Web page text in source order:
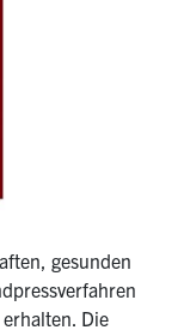
gesunden
Die